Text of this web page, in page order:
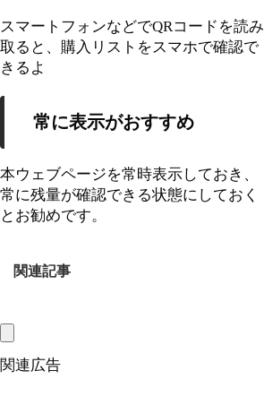
スマートフォンなどでQRコードを読み
取ると、購入リストをスマホで確認で
きるよ
常に表示がおすすめ
本ウェブページを常時表示しておき、
常に残量が確認できる状態にしておく
とお勧めです。
関連記事
関連広告